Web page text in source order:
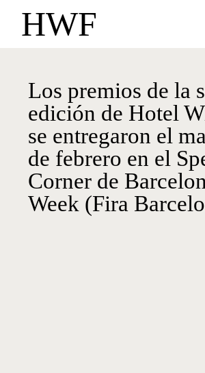
HWF
Los premios de la
edición de Hotel
se entregaron el
de febrero en el
Corner de
Week (Fira